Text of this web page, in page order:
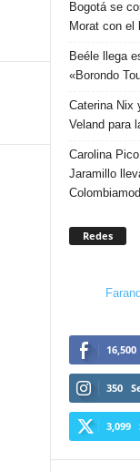
Bogotá se
Morat con el
Beéle llega
«Borondo
Caterina Nix
Veland para
Carolina
Jaramillo
Redes
16,500
350
3,099